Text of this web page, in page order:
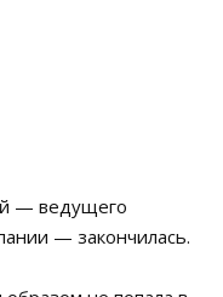
— ведущего
— закончилась.